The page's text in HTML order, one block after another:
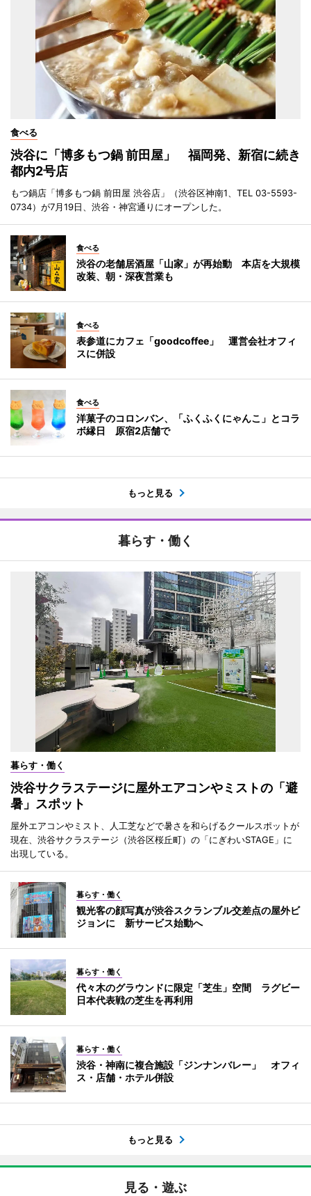
食べる
渋谷に「博多もつ鍋 前田屋」 福岡発、新宿に続き
都内2号店
もつ鍋店「博多もつ鍋 前田屋 渋谷店」（渋谷区神南1、TEL 03-5593-
0734）が7月19日、渋谷・神宮通りにオープンした。
食べる
渋谷の老舗居酒屋「山家」が再始動 本店を大規模
改装、朝・深夜営業も
食べる
表参道にカフェ「goodcoffee」 運営会社オフィ
スに併設
食べる
洋菓子のコロンバン、「ふくふくにゃんこ」とコラ
ボ縁日 原宿2店舗で
もっと見る
暮らす・働く
暮らす・働く
渋谷サクラステージに屋外エアコンやミストの「避
暑」スポット
屋外エアコンやミスト、人工芝などで暑さを和らげるクールスポットが
現在、渋谷サクラステージ（渋谷区桜丘町）の「にぎわいSTAGE」に
出現している。
暮らす・働く
観光客の顔写真が渋谷スクランブル交差点の屋外ビ
ジョンに 新サービス始動へ
暮らす・働く
代々木のグラウンドに限定「芝生」空間 ラグビー
日本代表戦の芝生を再利用
暮らす・働く
渋谷・神南に複合施設「ジンナンバレー」 オフィ
ス・店舗・ホテル併設
もっと見る
見る・遊ぶ